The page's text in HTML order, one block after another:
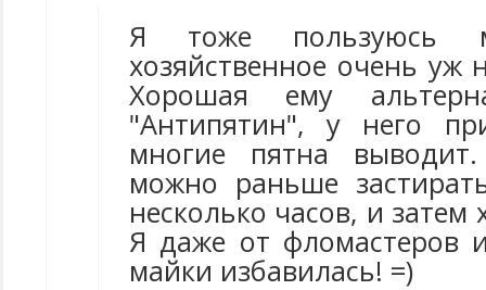
Я тоже пользуюсь
хозяйственное очень уж
Хорошая ему
"Антипятин", у него
многие пятна
можно раньше
несколько часов, и
Я даже от фломастеров
майки избавилась! =)